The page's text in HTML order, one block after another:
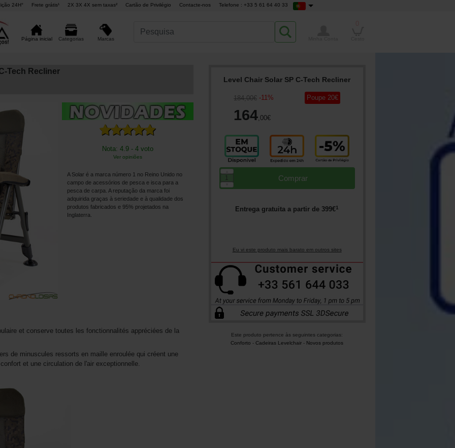
24H° Frete grátis¹ 2X 3X 4X sem taxas² Cartão de Privilégio Contacte-nos Telefone : +33 5 61 64 40 33
Página inicial Categorias Marcas
Tech Recliner
Nota: 4.9 - 4 voto
Ver opiniões
A Solar é a marca número 1 no Reino Unido no
campo de acessórios de pesca e isca para a
pesca de carpa. A reputação da marca foi
adquirida graças à seriedade e à qualidade dos
produtos fabricados e 95% projetados na
Inglaterra.
Level Chair Solar SP C-Tech Recliner
184,00€ -11%
164,00€
Poupe 20€
Comprar
Entrega gratuita a partir de 399€1
Eu vi este produto mais barato em outros sites
Este produto pertence às seguintes categorias:
Conforto -Cadeiras Levelchair - Novos produtos
et conserve toutes les fonctionnalités appréciées de la
de minuscules ressorts en maille enroulée qui créent une
et une circulation de l'air exceptionnelle.